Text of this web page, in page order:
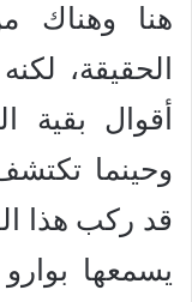
هنا وهناك
الحقيقة،
أقوال بقية
وحينما
قد ركب هذا
يسمعها